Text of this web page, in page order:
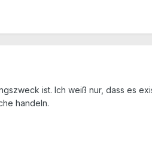
ist. Ich weiß nur, dass es
handeln.